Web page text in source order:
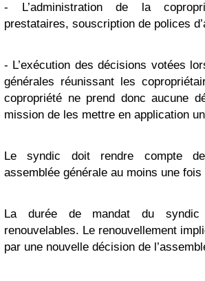
- L’administration de la
prestataires, souscription de polices
- L’exécution des décisions votées
générales réunissant les
copropriété ne prend donc aucune
mission de les mettre en application
Le syndic doit rendre compte
assemblée générale au moins une fois
La durée de mandat du
renouvelables. Le renouvellement
par une nouvelle décision de